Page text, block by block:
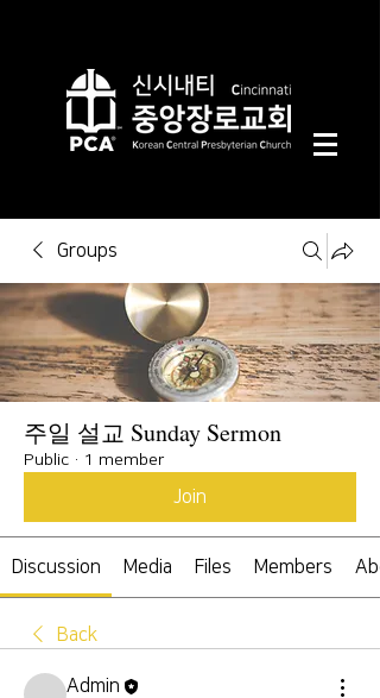
Groups
주일 설교 Sunday Sermon
Public · 1 member
Join
Discussion Media Files Members
Back
Admin